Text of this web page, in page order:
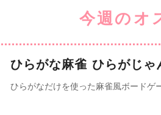
ひらがな麻雀 ひらがじ
ひらがなだけを使った麻雀風ボードゲ